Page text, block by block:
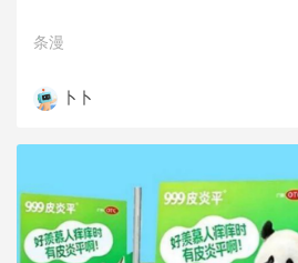
条漫
卜卜